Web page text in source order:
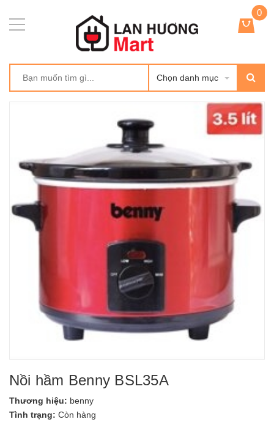
Chọn danh mục
0
Nồi hầm Benny BSL35A
Thương hiệu: benny
Tình trạng: Còn hàng